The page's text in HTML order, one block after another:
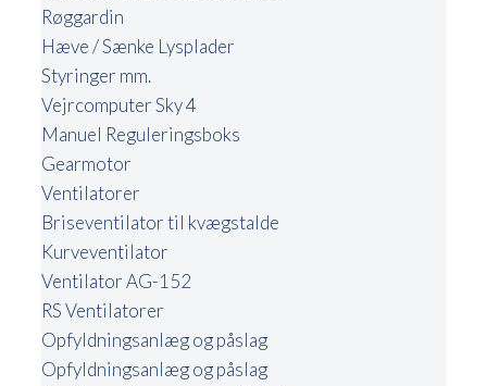
Røggardin
Hæve / Sænke Lysplader
Styringer mm.
Vejrcomputer Sky 4
Manuel Reguleringsboks
Gearmotor
Ventilatorer
Briseventilator til kvægstalde
Kurveventilator
Ventilator AG-152
RS Ventilatorer
Opfyldningsanlæg og påslag
Opfyldningsanlæg og påslag